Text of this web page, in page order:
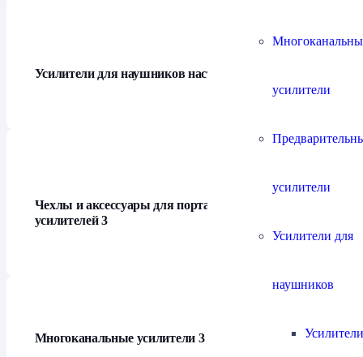
усилители
усилители
Усилители для
наушников
Усилители для наушников настольные
Чехлы и аксессуары для портативных
усилителей3
Многоканальные усилители 3